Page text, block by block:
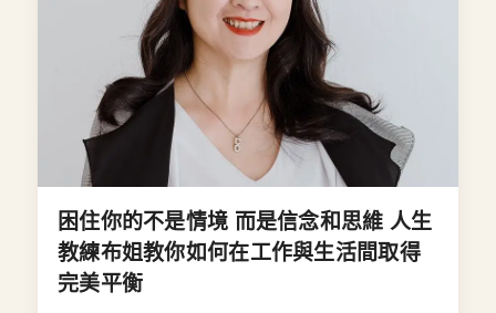
困住你的不是情境 而是信念和思維 人生
教練布姐教你如何在工作與生活間取得
完美平衡